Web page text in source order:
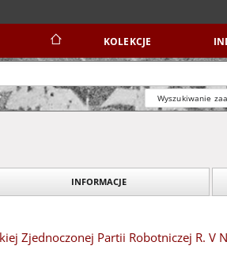
KOLEKCJE
Wyszukiwanie
INFORMACJE
Zjednoczonej Partii Robotniczej R. V